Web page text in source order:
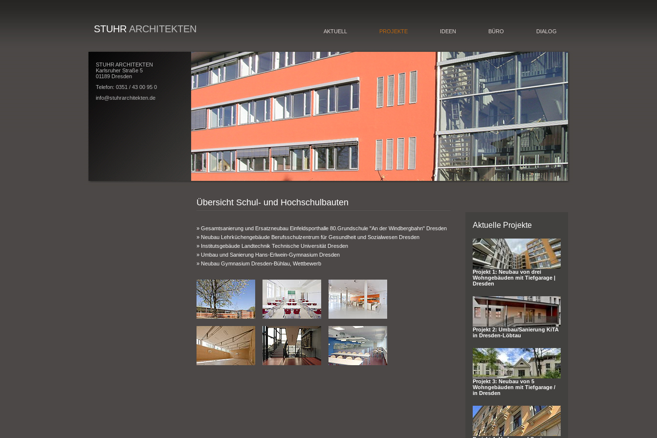
STUHR ARCHITEKTEN AKTUELL PROJEKTE IDEEN BÜRO DIALOG
STUHR ARCHITEKTEN
Karlsruher Straße 5
01189 Dresden
Telefon: 0351 / 43 00 95 0
info@stuhrarchitekten.de
Aktuelle Projekte
Projekt 1: Neubau von drei
Wohngebäuden mit Tiefgarage |
Dresden
Projekt 2: Umbau/Sanierung KiTA
in Dresden-Löbtau
Projekt 3: Neubau von 5
Wohngebäuden mit Tiefgarage /
in Dresden
Übersicht Schul- und Hochschulbauten
» Gesamtsanierung und Ersatzneubau Einfeldsporthalle 80.Grundschule "An der Windbergbahn" Dresden
» Neubau Lehrküchengebäude Berufsschulzentrum für Gesundheit und Sozialwesen Dresden
» Institutsgebäude Landtechnik Technische Universität Dresden
» Umbau und Sanierung Hans-Erlwein-Gymnasium Dresden
» Neubau Gymnasium Dresden-Bühlau, Wettbewerb